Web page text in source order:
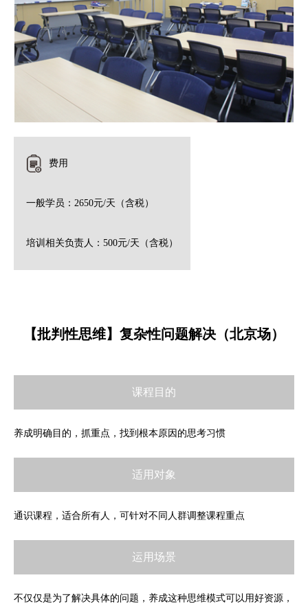
费用
一般学员：2650元/天（含税）
培训相关负责人：500元/天（含税）
【批判性思维】复杂性问题解决（北京场）
课程目的
养成明确目的，抓重点，找到根本原因的思考习惯
适用对象
通识课程，适合所有人，可针对不同人群调整课程重点
运用场景
不仅仅是为了解决具体的问题，养成这种思维模式可以用好资源，